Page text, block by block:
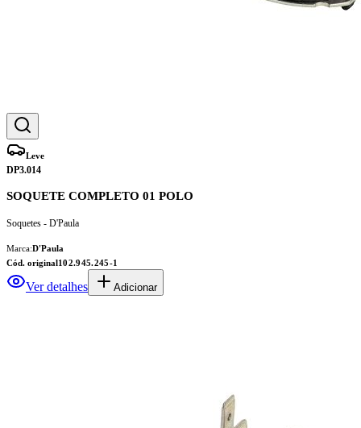
Leve
DP3.014
SOQUETE COMPLETO 01 POLO
Soquetes - D'Paula
Marca:D'Paula
Cód. original102.945.245-1
Ver detalhes Adicionar